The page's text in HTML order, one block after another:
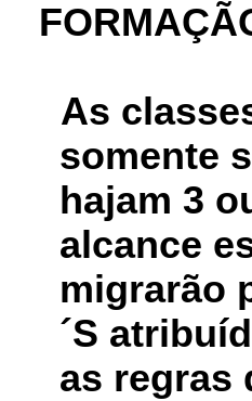
As
somente
hajam 3
alcance
migrarão
´S
as regras